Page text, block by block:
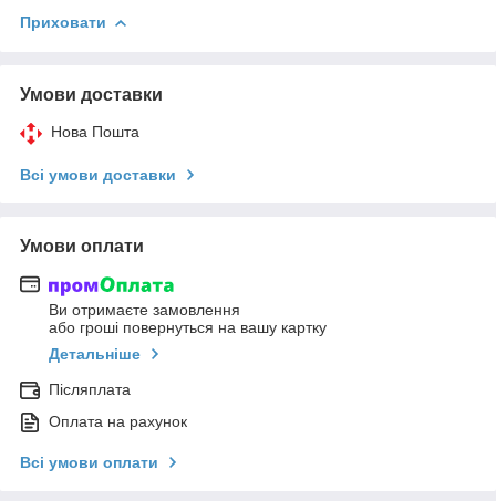
Приховати
Умови доставки
Нова Пошта
Всі умови доставки
Умови оплати
Ви отримаєте замовлення
або гроші повернуться на вашу картку
Детальніше
Післяплата
Оплата на рахунок
Всі умови оплати